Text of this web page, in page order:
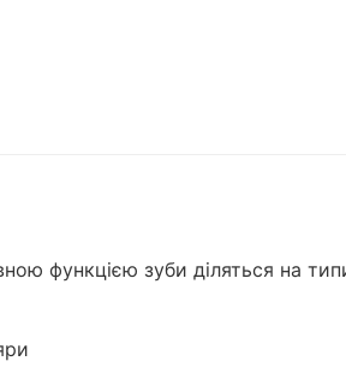
функцією зуби діляться на